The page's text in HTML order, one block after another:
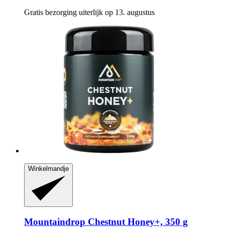
Gratis bezorging uiterlijk op 13. augustus
Winkelmandje
Mountaindrop Chestnut Honey+, 350 g